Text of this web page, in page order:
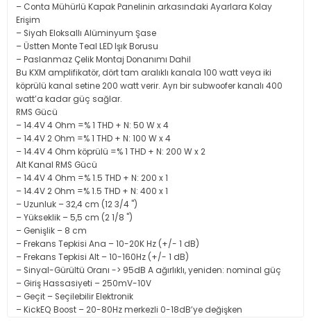
– Conta Mühürlü Kapak Panelinin arkasındaki Ayarlara Kolay
Erişim
– Siyah Eloksallı Alüminyum Şase
– Üstten Monte Teal LED Işık Borusu
– Paslanmaz Çelik Montaj Donanımı Dahil
Bu KXM amplifikatör, dört tam aralıklı kanala 100 watt veya iki
köprülü kanal setine 200 watt verir. Ayrı bir subwoofer kanalı 400
watt’a kadar güç sağlar.
RMS Gücü
– 14.4V 4 Ohm =% 1 THD + N: 50 W x 4
– 14.4V 2 Ohm =% 1 THD + N: 100 W x 4
– 14.4V 4 Ohm köprülü =% 1 THD + N: 200 W x 2
Alt Kanal RMS Gücü
– 14.4V 4 Ohm =% 1.5 THD + N: 200 x 1
– 14.4V 2 Ohm =% 1.5 THD + N: 400 x 1
– Uzunluk – 32,4 cm (12 3/4 ")
– Yükseklik – 5,5 cm (2 1/8 ")
– Genişlik – 8 cm
– Frekans Tepkisi Ana – 10-20K Hz (+/- 1 dB)
– Frekans Tepkisi Alt – 10-160Hz (+/- 1 dB)
– Sinyal-Gürültü Oranı -> 95dB A ağırlıklı, yeniden: nominal güç
– Giriş Hassasiyeti – 250mV-10V
– Geçit – Seçilebilir Elektronik
– KickEQ Boost – 20-80Hz merkezli 0-18dB’ye değişken